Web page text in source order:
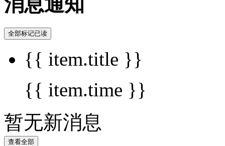
全部标记已读
{{ item.title }}
{{ item.time }}
暂无新消息
查看全部